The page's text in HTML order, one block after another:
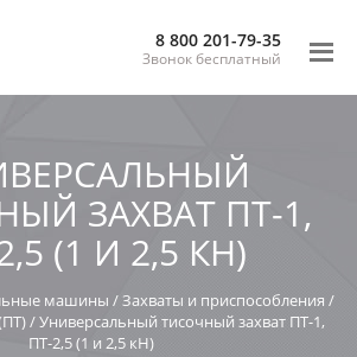
8 800 201-79-35
Звонок бесплатный
ЗАХВАТ ПТ-1,
(1 И 2,5 КН)
машины /Захваты и приспособления /
/Универсальный тисочный захват ПТ-1,
ПТ-2,5 (1 и 2,5 кН)